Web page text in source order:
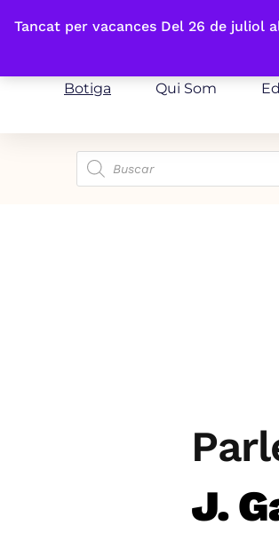
Tancat per vacances Del 26 de juliol
Fes-te'n sòcia
Botiga Qui Som
J.